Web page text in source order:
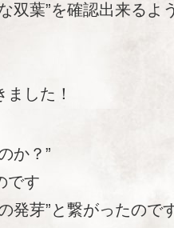
双葉”を確認出来るよ
した！
か？”
です
発芽”と繋がったので